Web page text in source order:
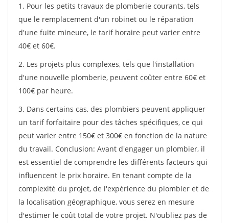
1. Pour les petits travaux de plomberie courants, tels
que le remplacement d'un robinet ou le réparation
d'une fuite mineure, le tarif horaire peut varier entre
40€ et 60€.
2. Les projets plus complexes, tels que l'installation
d'une nouvelle plomberie, peuvent coûter entre 60€ et
100€ par heure.
3. Dans certains cas, des plombiers peuvent appliquer
un tarif forfaitaire pour des tâches spécifiques, ce qui
peut varier entre 150€ et 300€ en fonction de la nature
du travail. Conclusion: Avant d'engager un plombier, il
est essentiel de comprendre les différents facteurs qui
influencent le prix horaire. En tenant compte de la
complexité du projet, de l'expérience du plombier et de
la localisation géographique, vous serez en mesure
d'estimer le coût total de votre projet. N'oubliez pas de